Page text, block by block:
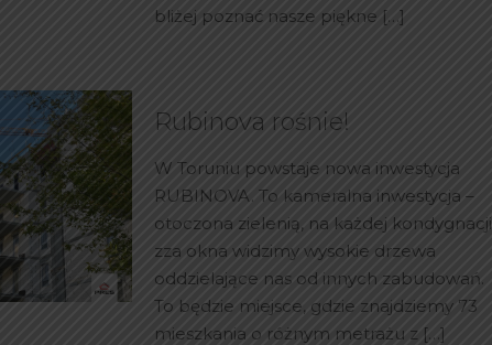
bliżej poznać nasze piękne […]
Rubinova rośnie!
W Toruniu powstaje nowa inwestycja
RUBINOVA. To kameralna inwestycja –
otoczona zielenią, na każdej kondygnacji
zza okna widzimy wysokie drzewa
oddzielające nas od innych zabudowań.
To będzie miejsce, gdzie znajdziemy 73
mieszkania o różnym metrażu z […]